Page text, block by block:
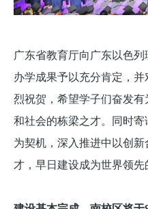
广东省教育厅向广东以色
办学成果予以充分肯定，
烈祝贺，希望学子们奋发
和社会的栋梁之才。同时
为契机，深入推进中以创
才，早日建设成为世界领先